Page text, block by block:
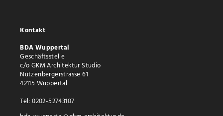
Kontakt
BDA Wuppertal
Geschäftsstelle
c/o GKM Architektur Studio
Nützenbergerstrasse 61
42115 Wuppertal
Tel: 0202-52743107